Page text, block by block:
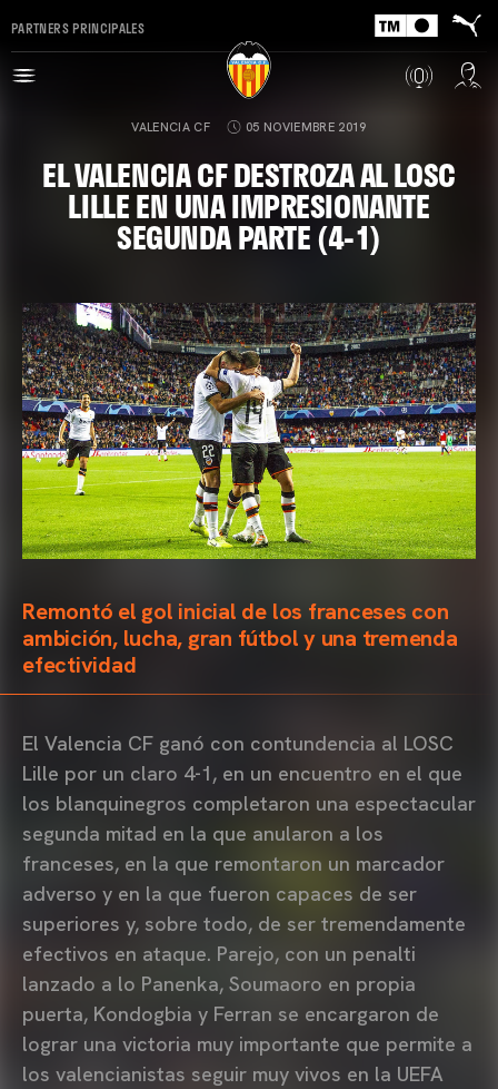
PARTNERS PRINCIPALES
VALENCIA CF 05 NOVIEMBRE 2019
EL VALENCIA CF DESTROZA AL LOSC
LILLE EN UNA IMPRESIONANTE
SEGUNDA PARTE (4-1)
Remontó el gol inicial de los franceses con
ambición, lucha, gran fútbol y una tremenda
efectividad
El Valencia CF ganó con contundencia al LOSC
Lille por un claro 4-1, en un encuentro en el que
los blanquinegros completaron una espectacular
segunda mitad en la que anularon a los
franceses, en la que remontaron un marcador
adverso y en la que fueron capaces de ser
superiores y, sobre todo, de ser tremendamente
efectivos en ataque. Parejo, con un penalti
lanzado a lo Panenka, Soumaoro en propia
puerta, Kondogbia y Ferran se encargaron de
lograr una victoria muy importante que permite a
los valencianistas seguir muy vivos en la UEFA